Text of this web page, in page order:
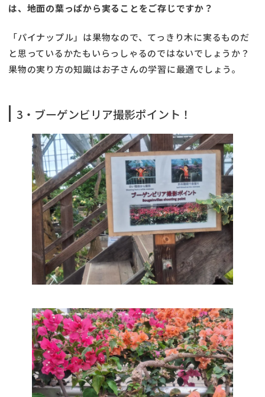
は、地面の葉っぱから実ることをご存じですか？
「パイナップル」は果物なので、てっきり木に実るものだ
と思っているかたもいらっしゃるのではないでしょうか？
果物の実り方の知識はお子さんの学習に最適でしょう。
3・ブーゲンビリア撮影ポイント！